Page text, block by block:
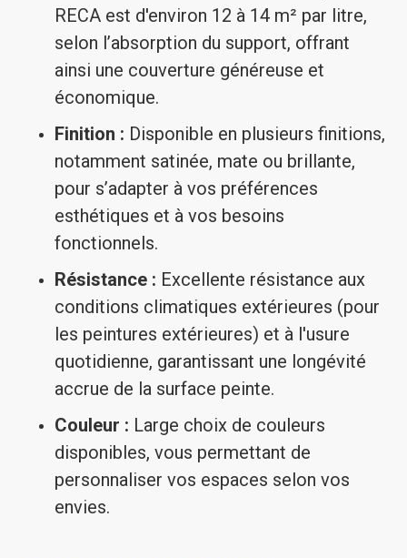
RECA est d'environ 12 à 14 m² par litre,
selon l’absorption du support, offrant
ainsi une couverture généreuse et
économique.
Finition : Disponible en plusieurs finitions,
notamment satinée, mate ou brillante,
pour s’adapter à vos préférences
esthétiques et à vos besoins
fonctionnels.
Résistance : Excellente résistance aux
conditions climatiques extérieures (pour
les peintures extérieures) et à l'usure
quotidienne, garantissant une longévité
accrue de la surface peinte.
Couleur : Large choix de couleurs
disponibles, vous permettant de
personnaliser vos espaces selon vos
envies.